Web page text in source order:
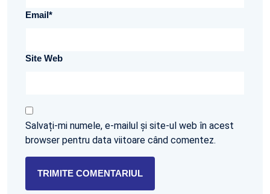
Email*
Site Web
Salvați-mi numele, e-mailul și site-ul web în acest
browser pentru data viitoare când comentez.